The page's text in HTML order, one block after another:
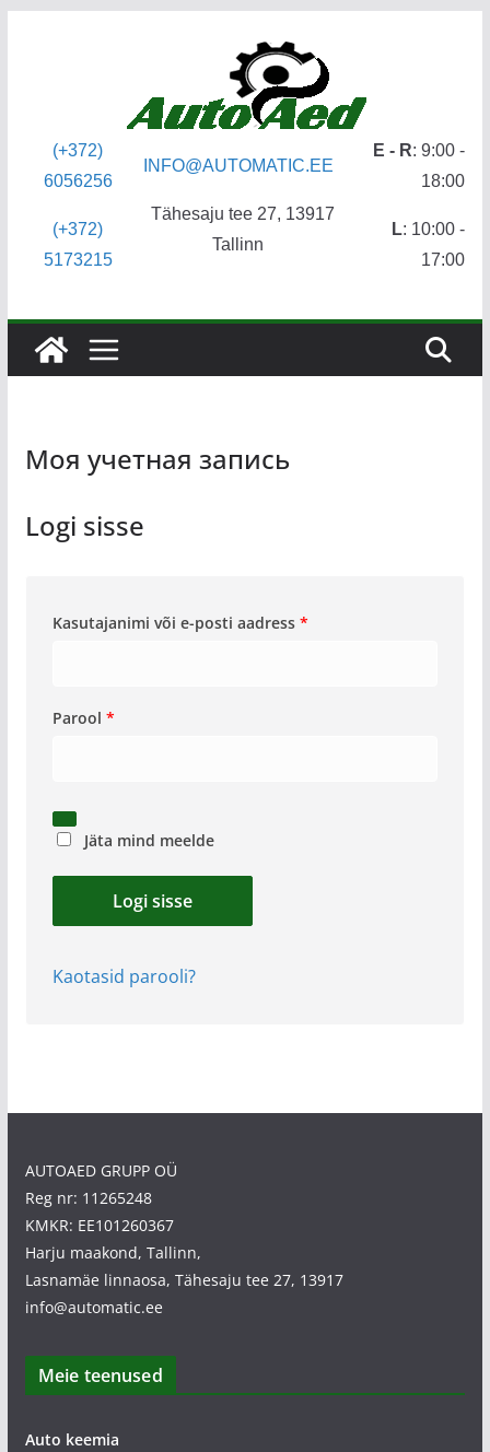
(+372)
6056256
(+372)
5173215
INFO@AUTOMATIC.EE
Tähesaju tee 27, 13917
Tallinn
E - R: 9:00 -
18:00
L: 10:00 -
17:00
Моя учетная запись
Logi sisse
Kasutajanimi või e-posti aadress *N
Parool *N
d
Jäta mind meelde
Logi sisse
Kaotasid parooli?
AUTOAED GRUPP OÜ
Reg nr: 11265248
KMKR: EE101260367
Harju maakond, Tallinn,
Lasnamäe linnaosa, Tähesaju tee 27, 13917
info@automatic.ee
Meie teenused
Auto keemia